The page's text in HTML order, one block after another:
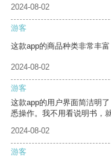
2024-08-02
游客
这款app的商品种类非常丰
2024-08-02
游客
这款app的用户界面简洁明
悉操作。我不用看说明书，
2024-08-02
游客